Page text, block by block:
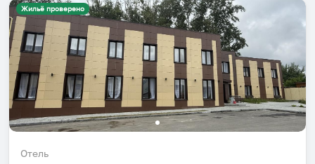
Жильё проверено
Отель